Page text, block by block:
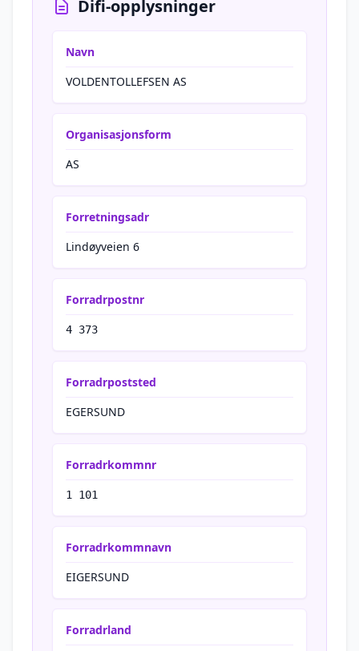
Difi-opplysninger
Navn
VOLDENTOLLEFSEN AS
Organisasjonsform
AS
Forretningsadr
Lindøyveien 6
Forradrpostnr
4 373
Forradrpoststed
EGERSUND
Forradrkommnr
1 101
Forradrkommnavn
EIGERSUND
Forradrland